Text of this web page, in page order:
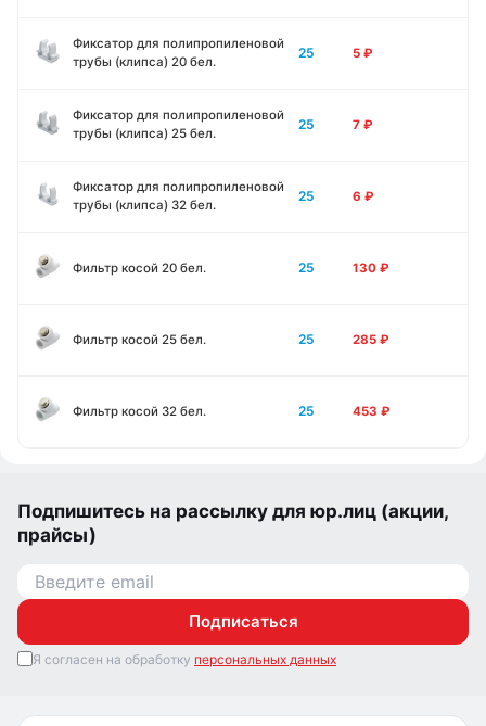
Фиксатор для полипропиленовой
трубы (клипса) 20 бел.
25 5 ₽
Фиксатор для полипропиленовой
трубы (клипса) 25 бел.
25 7 ₽
Фиксатор для полипропиленовой
трубы (клипса) 32 бел.
25 6 ₽
Фильтр косой 20 бел. 25 130 ₽
Фильтр косой 25 бел. 25 285 ₽
Фильтр косой 32 бел. 25 453 ₽
Подпишитесь на рассылку для юр.лиц (акции,
прайсы)
Подписаться
Я согласен на обработку персональных данных